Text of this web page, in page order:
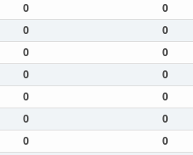
0 0
0 0
0 0
0 0
0 0
0 0
0 0